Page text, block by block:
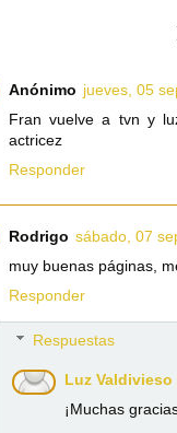
Anónimo jueves, 05
Fran vuelve a tvn y
actricez
Responder
Rodrigo sábado, 07
muy buenas páginas,
Responder
Respuestas
Luz Valdivieso
¡Muchas